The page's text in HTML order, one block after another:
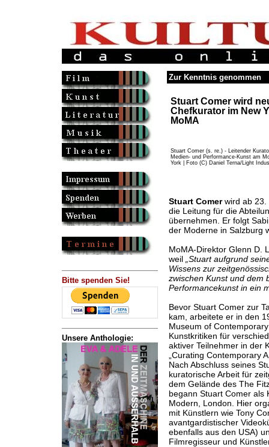
Bitte spenden Sie!
Unsere Anthologie:
Zur Kenntnis genommen
Stuart Comer wird
Chefkurator im New
MoMA
Stuart Comer (s. re.) - Leitender
Medien- und Performance-Kunst am
York | Foto (C) Daniel Terna/Light
Stuart Comerwird ab 23.
die Leitung für die
übernehmen. Er folgt
der Moderne in Salzburg
MoMA-Direktor Glenn D.
weil „Stuart aufgrund
Wissens zur
zwischen Kunst und dem
Performancekunst in ein
Bevor Stuart Comer zur
kam, arbeitete er in den
Museum of
Kunstkritiken für
aktiver Teilnehmer in der
„Curating Contemporary
Nach Abschluss seines
kuratorische Arbeit für
dem Gelände des The
begann Stuart Comer als
Modern, London. Hier
mit Künstlern wie Tony
avantgardistischer
ebenfalls aus den USA)
Filmregisseur und